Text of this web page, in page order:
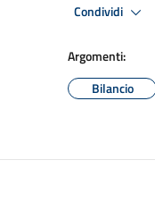
Condividi
Argomenti:
Bilancio